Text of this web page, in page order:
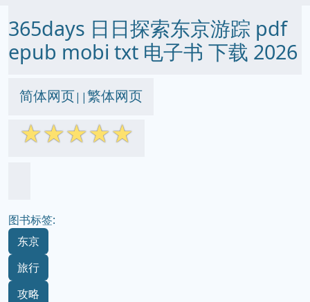
365days 日日探索东京游踪 pdf
epub mobi txt 电子书 下载 2026
简体网页||繁体网页
☆☆☆☆☆
图书标签:
东京
旅行
攻略